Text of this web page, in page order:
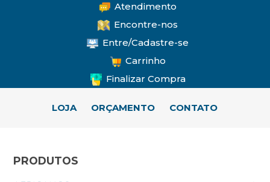
Atendimento
Encontre-nos
Entre/Cadastre-se
Carrinho
Finalizar Compra
LOJA ORÇAMENTO CONTATO
PRODUTOS